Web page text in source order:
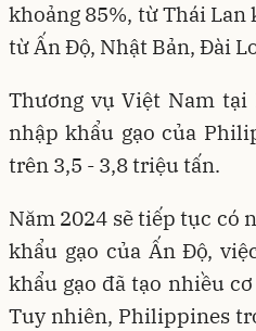
khoảng 85%, từ Thái
từ Ấn Độ, Nhật Bản, Đài
Thương vụ Việt Nam
nhập khẩu gạo của
trên 3,5 - 3,8 triệu tấn.
Năm 2024 sẽ tiếp tục có
khẩu gạo của Ấn Độ,
khẩu gạo đã tạo nhiều
Tuy nhiên, Philippines